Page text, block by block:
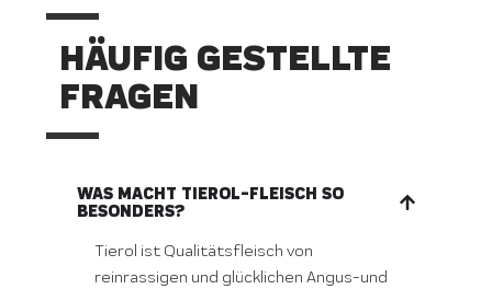
HÄUFIG GESTELLTE
FRAGEN
WAS MACHT TIEROL-FLEISCH SO
BESONDERS?
Tierol ist Qualitätsfleisch von
reinrassigen und glücklichen Angus-und